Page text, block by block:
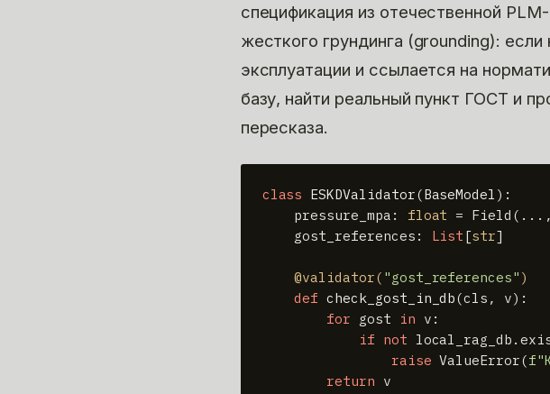
спецификация из отечественной
жесткого грундинга (grounding):
эксплуатации и ссылается на
базу, найти реальный пункт ГОСТ и
пересказа.
class ESKDValidator(BaseModel ):
    pressure_mpa:
float = Field(...,
    gost_references:
List [str]
    @validator(
"gost_references" )
def check_gost_in_db(cls, v):
for gost in v:
if not
raise ValueError(
return v